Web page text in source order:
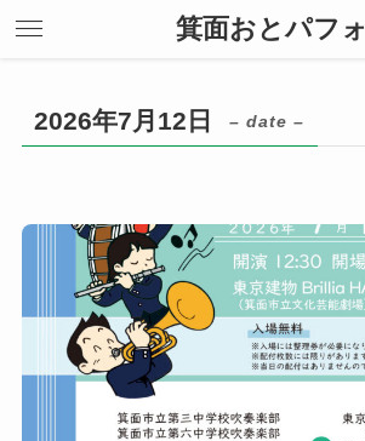
箕面おとパフォ
2026年7月12日 – date –